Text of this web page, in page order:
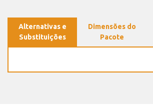
Alternativas e
Substituições
Dimensões do
Pacote